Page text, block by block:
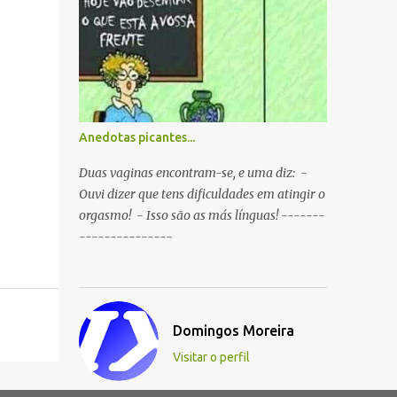
resulta do cruzamento entre um
Sportinguista e um porco? R: Presunto
rançoso. P: Porque é que o Sporting vai
passar a ser patrocinado pela BP R: Porque a
BP dá...
Anedotas picantes...
Duas vaginas encontram-se, e uma diz: -
Ouvi dizer que tens dificuldades em atingir o
orgasmo! - Isso são as más línguas! -------
---------------
Domingos Moreira
Visitar o perfil